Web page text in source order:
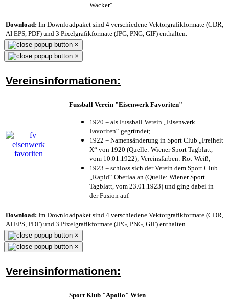
Wacker“
Download: Im Downloadpaket sind 4 verschiedene Vektorgrafikformate (CDR,
AI EPS, PDF) und 3 Pixelgrafikformate (JPG, PNG, GIF) enthalten.
×
×
Vereinsinformationen:
Fussball Verein "Eisenwerk Favoriten"
1920 = als Fussball Verein „Eisenwerk
Favoriten“ gegründet;
1922 = Namensänderung in Sport Club „Freiheit
X“ von 1920 (Quelle: Wiener Sport Tagblatt,
vom 10.01.1922); Vereinsfarben: Rot-Weiß;
1923 = schloss sich der Verein dem Sport Club
„Rapid“ Oberlaa an (Quelle: Wiener Sport
Tagblatt, vom 23.01.1923) und ging dabei in
der Fusion auf
Download: Im Downloadpaket sind 4 verschiedene Vektorgrafikformate (CDR,
AI EPS, PDF) und 3 Pixelgrafikformate (JPG, PNG, GIF) enthalten.
×
×
Vereinsinformationen:
Sport Klub "Apollo" Wien